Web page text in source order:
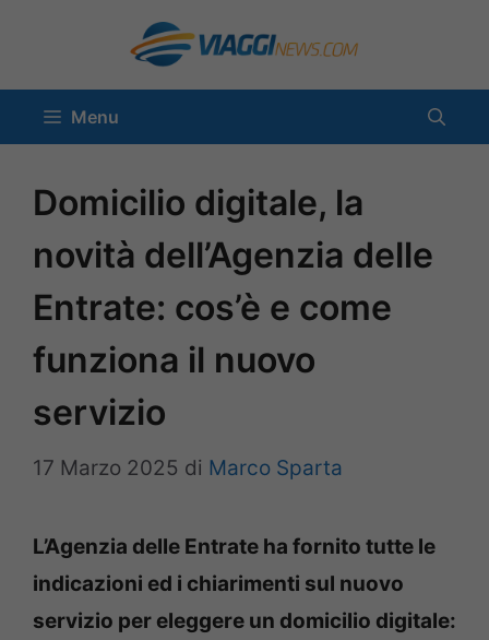
contenuto
Menu
Domicilio digitale, la
novità dell’Agenzia delle
Entrate: cos’è e come
funziona il nuovo
servizio
17 Marzo 2025 di Marco Sparta
L’Agenzia delle Entrate ha fornito tutte le
indicazioni ed i chiarimenti sul nuovo
servizio per eleggere un domicilio digitale: